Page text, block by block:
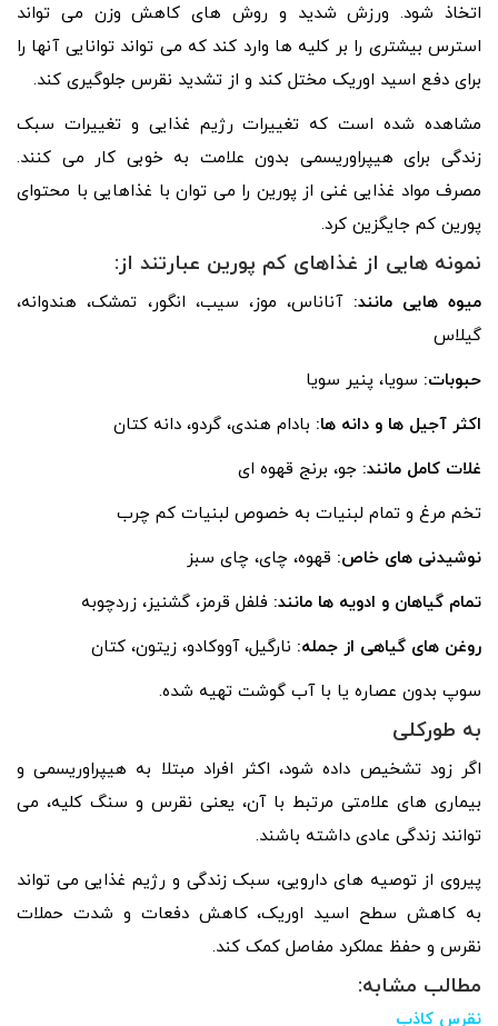
اتخاذ شود. ورزش شدید و روش های کاهش وزن می تواند
استرس بیشتری را بر کلیه ها وارد کند که می تواند توانایی آنها را
برای دفع اسید اوریک مختل کند و از تشدید نقرس جلوگیری کند.
مشاهده شده است که تغییرات رژیم غذایی و تغییرات سبک
زندگی برای هیپراوریسمی بدون علامت به خوبی کار می کنند.
مصرف مواد غذایی غنی از پورین را می توان با غذاهایی با محتوای
پورین کم جایگزین کرد.
نمونه هایی از غذاهای کم پورین عبارتند از:
میوه هایی مانند: آناناس، موز، سیب، انگور، تمشک، هندوانه،
گیلاس
حبوبات: سویا، پنیر سویا
اکثر آجیل ها و دانه ها: بادام هندی، گردو، دانه کتان
غلات کامل مانند: جو، برنج قهوه ای
تخم مرغ و تمام لبنیات به خصوص لبنیات کم چرب
نوشیدنی های خاص: قهوه، چای، چای سبز
تمام گیاهان و ادویه ها مانند: فلفل قرمز، گشنیز، زردچوبه
روغن های گیاهی از جمله: نارگیل، آووکادو، زیتون، کتان
سوپ بدون عصاره یا با آب گوشت تهیه شده.
به طورکلی
اگر زود تشخیص داده شود، اکثر افراد مبتلا به هیپراوریسمی و
بیماری های علامتی مرتبط با آن، یعنی نقرس و سنگ کلیه، می
توانند زندگی عادی داشته باشند.
پیروی از توصیه های دارویی، سبک زندگی و رژیم غذایی می تواند
به کاهش سطح اسید اوریک، کاهش دفعات و شدت حملات
نقرس و حفظ عملکرد مفاصل کمک کند.
مطالب مشابه:
نقرس کاذب